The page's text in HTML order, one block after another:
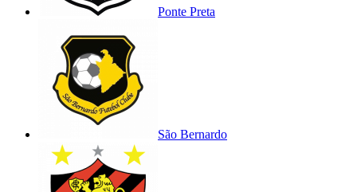
Ponte Preta
São Bernardo